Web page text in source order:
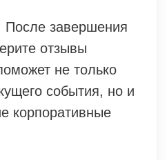
После завершения
отзывы
не только
события, но и
корпоративные